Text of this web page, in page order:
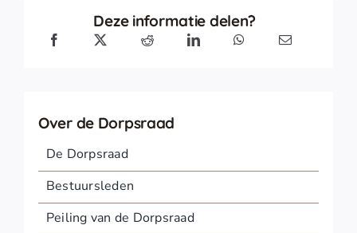
Deze informatie delen?
Over de Dorpsraad
De Dorpsraad
Bestuursleden
Peiling van de Dorpsraad